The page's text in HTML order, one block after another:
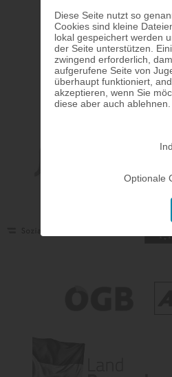
Diese Seite nutzt so
Cookies sind kleine
lokal gespeichert werden
der Seite unterstützen.
zwingend erforderlich,
aufgerufene Seite von
überhaupt funktioniert,
akzeptieren, wenn Sie
diese aber auch ablehnen.
Optionale